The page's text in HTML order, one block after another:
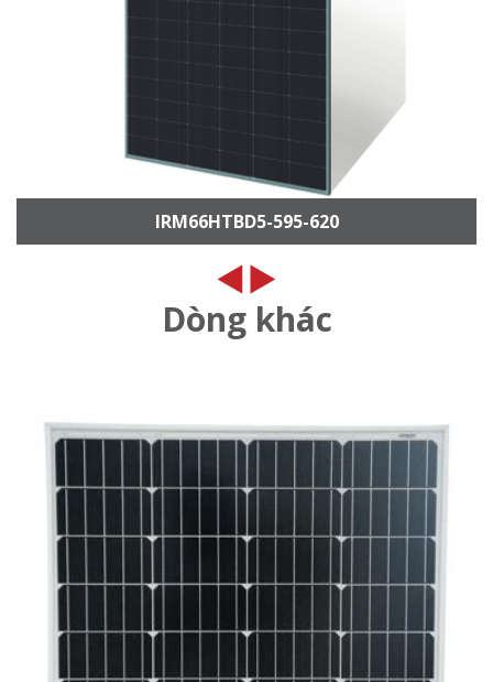
IRM66HTBD5-595-620
Dòng khác